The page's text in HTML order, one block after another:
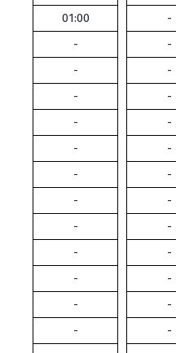
01:00
-
-
-
-
-
-
-
-
-
-
-
-
-
-
-
-
-
-
-
-
-
-
-
-
-